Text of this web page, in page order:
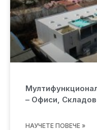
– Офиси,
НАУЧЕТЕ ПОВЕЧЕ »